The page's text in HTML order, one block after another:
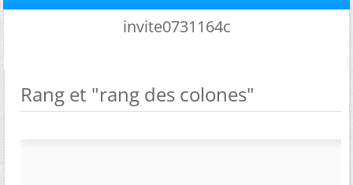
invite0731164c
Rang et "rang des colones"